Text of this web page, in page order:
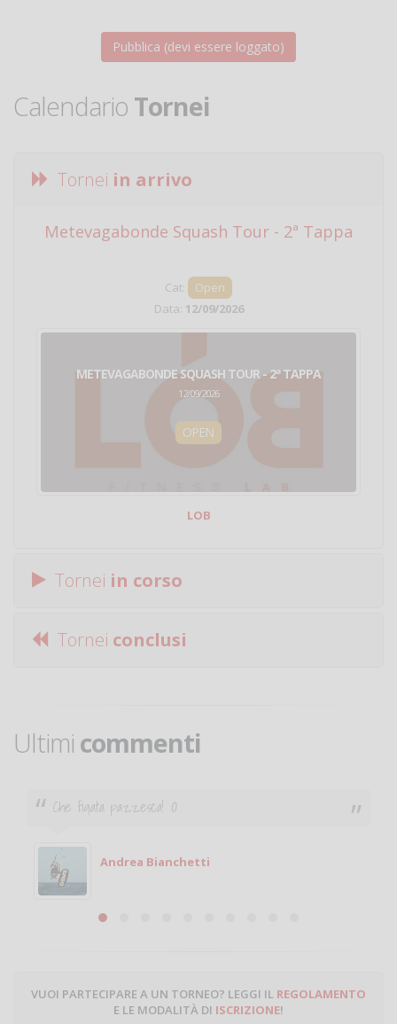
Calendario Tornei
Tornei in arrivo
Metevagabonde Squash Tour - 2ª Tappa
Cat:
Open
Data: 12/09/2026
METEVAGABONDE SQUASH TOUR - 2ª TAPPA
12/09/2026
OPEN
LOB
Tornei in corso
Tornei conclusi
Ultimi commenti
Che figata pazzesca! :O
Andrea Bianchetti
VUOI PARTECIPARE A UN TORNEO? LEGGI IL REGOLAMENTO
E LE MODALITÀ DI ISCRIZIONE!